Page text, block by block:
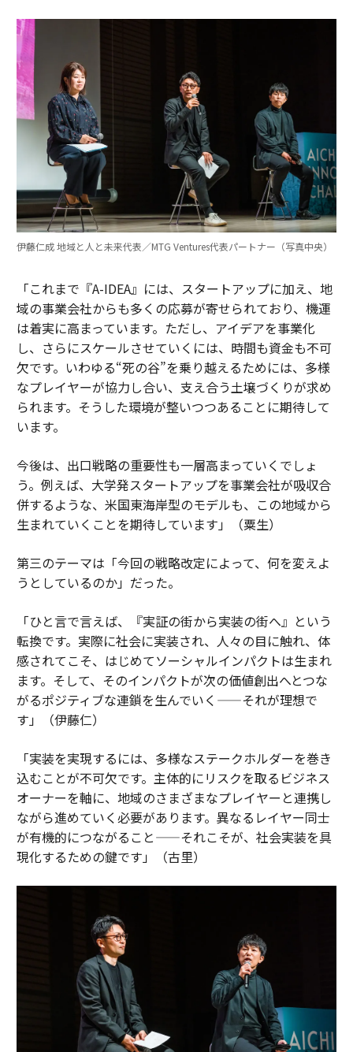
伊藤仁成 地域と人と未来代表／MTG Ventures代表パートナー（写真中央）
「これまで『A-IDEA』には、スタートアップに加え、地
域の事業会社からも多くの応募が寄せられており、機運
は着実に高まっています。ただし、アイデアを事業化
し、さらにスケールさせていくには、時間も資金も不可
欠です。いわゆる“死の谷”を乗り越えるためには、多様
なプレイヤーが協力し合い、支え合う土壌づくりが求め
られます。そうした環境が整いつつあることに期待して
います。
今後は、出口戦略の重要性も一層高まっていくでしょ
う。例えば、大学発スタートアップを事業会社が吸収合
併するような、米国東海岸型のモデルも、この地域から
生まれていくことを期待しています」（粟生）
第三のテーマは「今回の戦略改定によって、何を変えよ
うとしているのか」だった。
「ひと言で言えば、『実証の街から実装の街へ』という
転換です。実際に社会に実装され、人々の目に触れ、体
感されてこそ、はじめてソーシャルインパクトは生まれ
ます。そして、そのインパクトが次の価値創出へとつな
がるポジティブな連鎖を生んでいく——それが理想で
す」（伊藤仁）
「実装を実現するには、多様なステークホルダーを巻き
込むことが不可欠です。主体的にリスクを取るビジネス
オーナーを軸に、地域のさまざまなプレイヤーと連携し
ながら進めていく必要があります。異なるレイヤー同士
が有機的につながること——それこそが、社会実装を具
現化するための鍵です」（古里）